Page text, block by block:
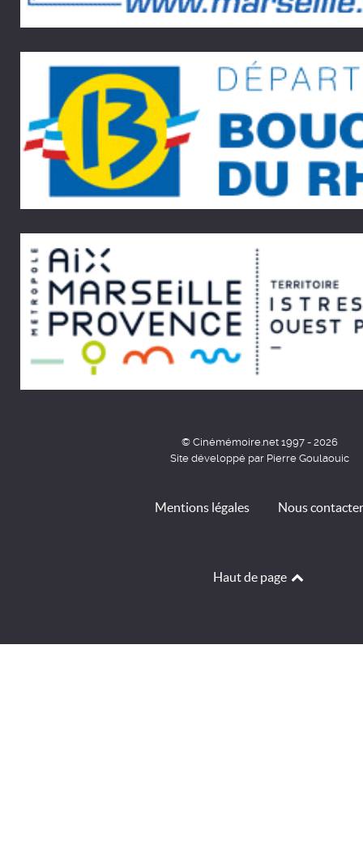
© Cinémémoire.net 1997 - 2026
Site développé par Pierre Goulaouic
Mentions légales Nous contacter
Haut de page